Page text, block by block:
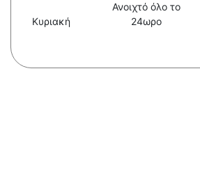
Κυριακή
Ανοιχτό όλο το
24ωρο